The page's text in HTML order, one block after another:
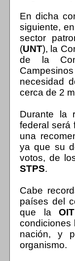
En dicha
siguiente,
sector
(UNT), la
de la
necesidad
cerca de 2
Durante la
federal será
una
ya que su
votos, de
STPS.
Cabe
países del
que laOIT
condiciones
nación, y
organismo.